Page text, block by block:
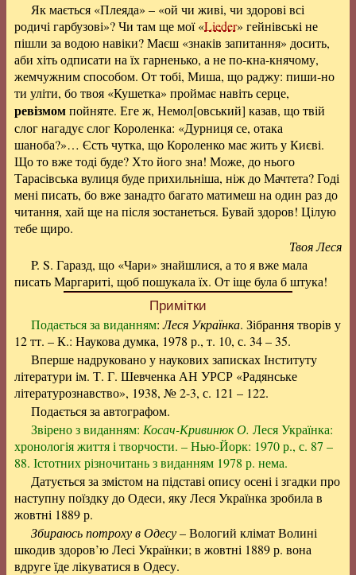
Як мається «Плеяда» – «ой чи живі, чи здорові всі
родичі гарбузові»? Чи там ще мої «Lieder» гейнівські не
пішли за водою навіки? Маєш «знаків запитання» досить,
аби хіть одписати на їх гарненько, а не по-кна-княчому,
жемчужним способом. От тобі, Миша, що раджу: пиши-но
ти уліти, бо твоя «Кушетка» проймає навіть серце,
ревізмомпойняте. Еге ж, Немол[овський] казав, що твій
слог нагадує слог Короленка: «Дурниця се, отака
шаноба?»… Єсть чутка, що Короленко має жить у Києві.
Що то вже тоді буде? Хто його зна! Може, до нього
Тарасівська вулиця буде прихильніша, ніж до Мачтета? Годі
мені писать, бо вже занадто багато матимеш на один раз до
читання, хай ще на після зостанеться. Бувай здоров! Цілую
тебе щиро.
Твоя Леся
P. S. Гаразд, що «Чари» знайшлися, а то я вже мала
писать Маргариті, щоб пошукала їх. От іще була б штука!
Примітки
Подається за виданням:Леся Українка. Зібрання творів у
12 тт. – К.: Наукова думка, 1978 р., т. 10, с. 34 – 35.
Вперше надруковано у наукових записках Інституту
літератури ім. Т. Г. Шевченка АН УРСР «Радянське
літературознавство», 1938, № 2-3, с. 121 – 122.
Подається за автографом.
Звірено з виданням: Косач-Кривинюк О. Леся Українка:
хронологія життя і творчости. – Нью-Йорк: 1970 р., с. 87 –
88. Істотних різночитань з виданням 1978 р. нема.
Датується за змістом на підставі опису осені і згадки про
наступну поїздку до Одеси, яку Леся Українка зробила в
жовтні 1889 р.
Збираюсь потроху в Одесу– Вологий клімат Волині
шкодив здоров’ю Лесі Українки; в жовтні 1889 р. вона
вдруге їде лікуватися в Одесу.